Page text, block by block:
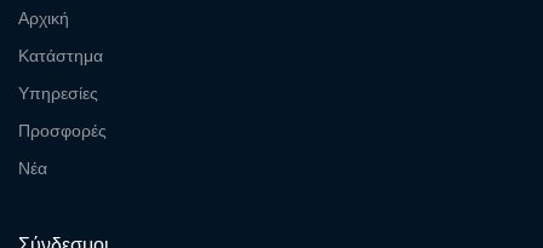
Αρχική
Κατάστημα
Υπηρεσίες
Προσφορές
Νέα